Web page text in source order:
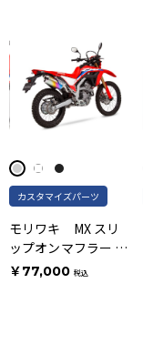
カスタマイズパーツ
モリワキ MX スリ
ップオンマフラー ア
ノダイズドチタン
￥77,000 税込